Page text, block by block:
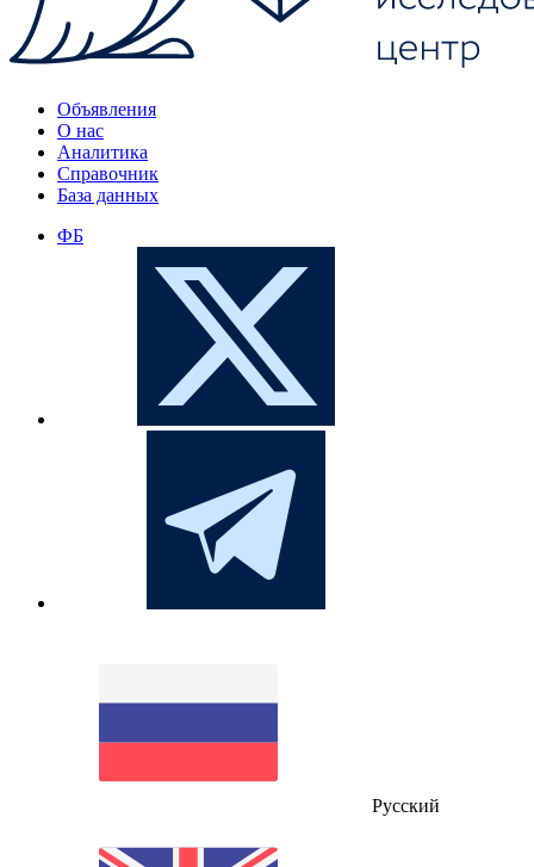
Объявления
О нас
Аналитика
Справочник
База данных
ФБ
Русский